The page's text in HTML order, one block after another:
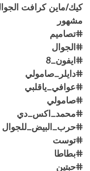
كيك/ماين كرافت
مشهور
#تصاميم
#الجوال
#ايفون_8
#دايلر_صامولي
#عوافي_ياقلبي
#صامولي
#محمد_اكس_دي
#حرب_البيض_للجوال
#توست
#بطاطا
#حبتين